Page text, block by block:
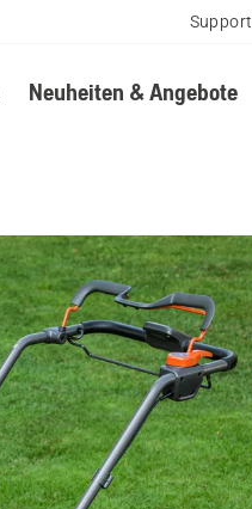
Support
Neuheiten & Angebote